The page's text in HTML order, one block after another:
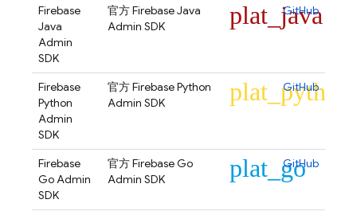
Firebase
Java
Admin
SDK
官方 Firebase Java
Admin SDK
plat_java
GitHub
Firebase
Python
Admin
SDK
官方 Firebase Python
Admin SDK
plat_python
GitHub
Firebase
Go Admin
SDK
官方 Firebase Go
Admin SDK
plat_go
GitHub